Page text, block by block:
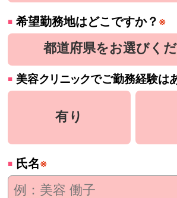
希望勤務地はどこですか？ ※
美容クリニックでご勤務経験は
有り
氏名※